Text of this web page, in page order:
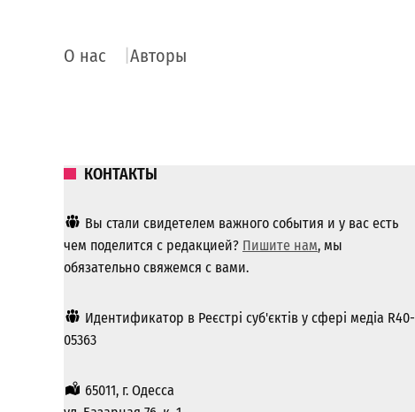
О нас Авторы
КОНТАКТЫ
Вы стали свидетелем важного события и у вас есть
чем поделится с редакцией? Пишите нам, мы
обязательно свяжемся с вами.
Идентификатор в Реєстрі суб'єктів у сфері медіа R40-
05363
65011, г. Одесса